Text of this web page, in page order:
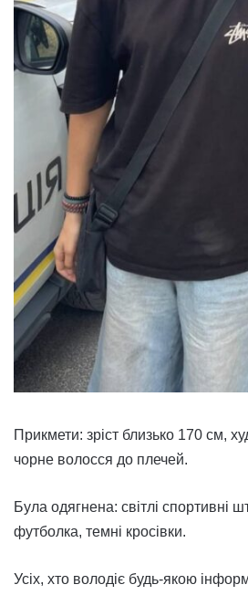
Прикмети: зріст близько 170 см,
чорне волосся до плечей.
Була одягнена: світлі спортивні
футболка, темні кросівки.
Усіх, хто володіє будь-якою